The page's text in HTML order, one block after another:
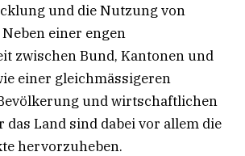
und die Nutzung von
einer engen
zwischen Bund, Kantonen und
einer gleichmässigeren
und wirtschaftlichen
Land sind dabei vor allem die
hervorzuheben.